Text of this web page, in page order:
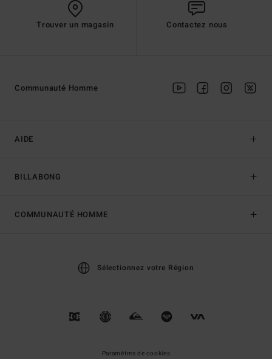
Trouver un magasin Contactez nous
AIDE
BILLABONG
Communauté Homme
COMMUNAUTÉ HOMME
Sélectionnez votre Région
Paramètres de cookies